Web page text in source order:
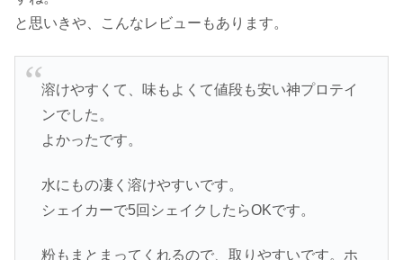
と思いきや、こんなレビューもあります。
溶けやすくて、味もよくて値段も安い神プロテイ
ンでした。
よかったです。
水にもの凄く溶けやすいです。
シェイカーで5回シェイクしたらOKです。
粉もまとまってくれるので、取りやすいです。ホ